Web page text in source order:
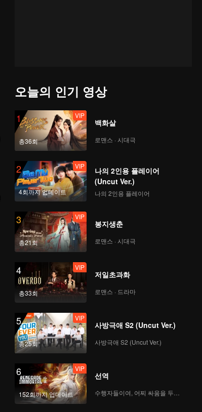
오늘의 인기 영상
1
총36회
VIP
백화살
로맨스 · 시대극
2
4회까지 업데이트
VIP
나의 2인용 플레이어
(Uncut Ver.)
나의 2인용 플레이어
3
총21회
VIP
봉지생춘
로맨스 · 시대극
4
총33회
VIP
저일초과화
로맨스 · 드라마
5
총25회
VIP
사방극애 S2 (Uncut Ver.)
사방극애 S2 (Uncut Ver.)
6
152회까지 업데이트
VIP
선역